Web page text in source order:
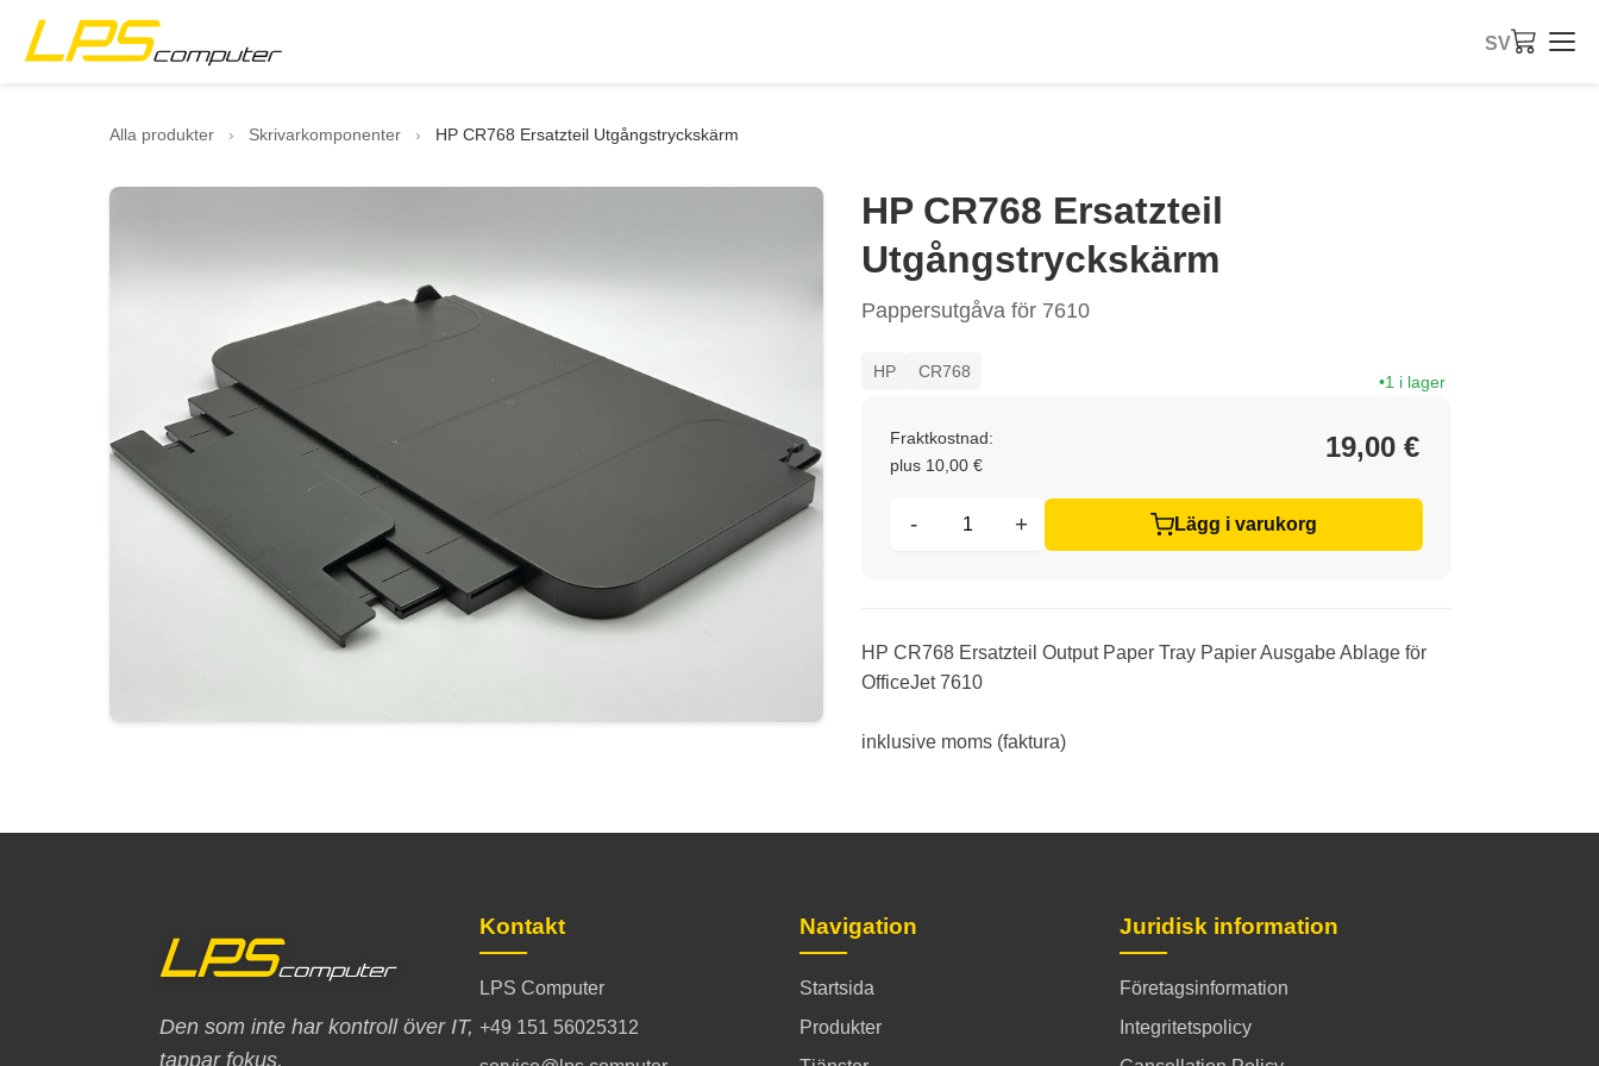
SV
Alla produkter › Skrivarkomponenter › HP CR768 Ersatzteil Utgångstryckskärm
HP CR768 Ersatzteil
Utgångstryckskärm
Pappersutgåva för 7610
HP CR768
1 i lager
Fraktkostnad:
plus 10,00 €
19,00 €
- + Lägg i varukorg
HP CR768 Ersatzteil Output Paper Tray Papier Ausgabe Ablage för
OfficeJet 7610
inklusive moms (faktura)
Den som inte har kontroll över IT,
tappar fokus.
Kontakt
LPS Computer
+49 151 56025312
Navigation
Startsida
Produkter
Juridisk information
Företagsinformation
Integritetspolicy